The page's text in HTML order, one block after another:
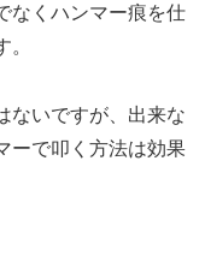
なくハンマー痕を仕
ないですが、出来な
ーで叩く方法は効果